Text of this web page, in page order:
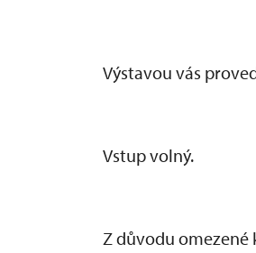
Výstavou vás
Vstup volný.
Z důvodu omezené